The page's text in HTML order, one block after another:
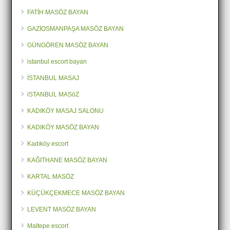
FATİH MASÖZ BAYAN
GAZİOSMANPAŞA MASÖZ BAYAN
GÜNGÖREN MASÖZ BAYAN
istanbul escort bayan
İSTANBUL MASAJ
iSTANBUL MASöZ
KADIKÖY MASAJ SALONU
KADIKÖY MASÖZ BAYAN
Kadıköy escort
KAĞITHANE MASÖZ BAYAN
KARTAL MASÖZ
KÜÇÜKÇEKMECE MASÖZ BAYAN
LEVENT MASÖZ BAYAN
Maltepe escort